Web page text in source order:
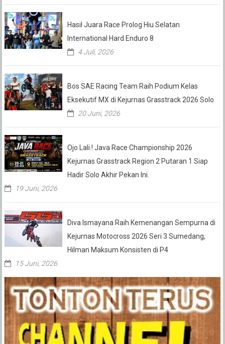
Hasil Juara Race Prolog Hiu Selatan
International Hard Enduro 8
4 Juli, 2026
Bos SAE Racing Team Raih Podium Kelas
Eksekutif MX di Kejurnas Grasstrack 2026 Solo
20 Juni, 2026
Ojo Lali.! Java Race Championship 2026
Kejurnas Grasstrack Region 2 Putaran 1 Siap
Hadir Solo Akhir Pekan Ini.
19 Juni, 2026
Diva Ismayana Raih Kemenangan Sempurna di
Kejurnas Motocross 2026 Seri 3 Sumedang,
Hilman Maksum Konsisten di P4
15 Juni, 2026